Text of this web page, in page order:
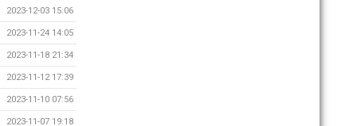
2023-12-03 15:06
2023-11-24 14:05
2023-11-18 21:34
2023-11-12 17:39
2023-11-10 07:56
2023-11-07 19:18